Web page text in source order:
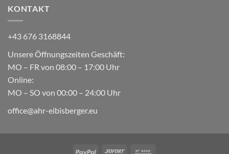
KONTAKT
+43 676 3168844
Unsere Öffnungszeiten Geschäft:
MO – FR von 08:00 – 17:00 Uhr
Online:
MO – SO von 00:00 – 24:00 Uhr
office@ahr-eibisberger.eu